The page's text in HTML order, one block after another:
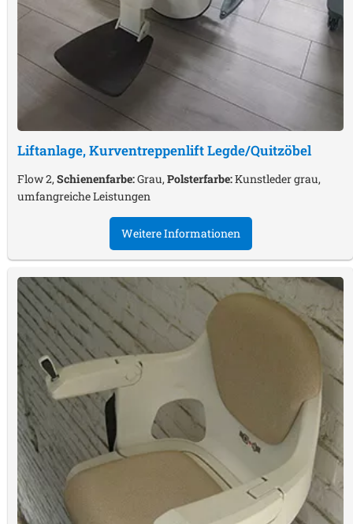
Liftanlage, KurventreppenliftLegde/Quitzöbel
Flow 2,Schienenfarbe:Grau,Polsterfarbe:Kunstleder grau,
umfangreiche Leistungen
Weitere Informationen